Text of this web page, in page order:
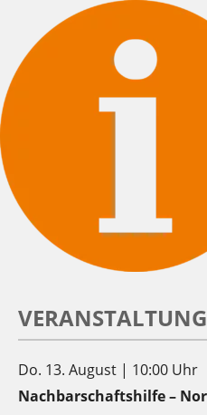
Do. 13. August | 10:00 Uhr
Nachbarschaftshilfe –